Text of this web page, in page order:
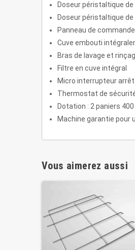
Doseur péristaltique
Doseur péristaltique
Panneau de
Cuve embouti
Bras de lavage et
Filtre en cuve intégral
Micro interrupteur
Thermostat de
Dotation : 2 paniers
Machine garantie pour
Vous aimerez aussi